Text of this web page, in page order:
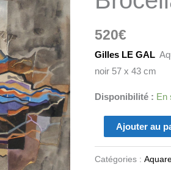
520€
Gilles LE GAL
noir 57 x 43 cm
Disponibilité : En
de
Ajouter au
Catégories :